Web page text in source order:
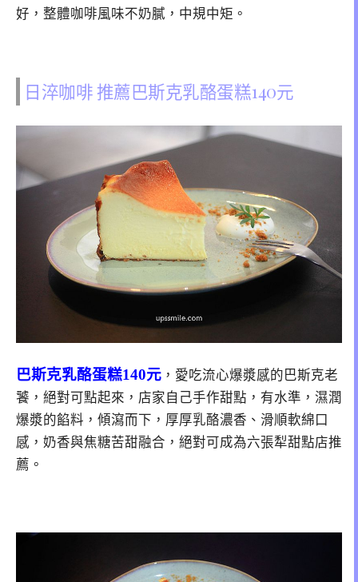
好，整體咖啡風味不奶膩，中規中矩。
日淬咖啡 推薦巴斯克乳酪蛋糕140元
巴斯克乳酪蛋糕140元 ，愛吃流心爆漿感的巴斯克老
饕，絕對可點起來，店家自己手作甜點，有水準，濕潤
爆漿的餡料，傾瀉而下，厚厚乳酪濃香、滑順軟綿口
感，奶香與焦糖苦甜融合，絕對可成為六張犁甜點店推
薦。